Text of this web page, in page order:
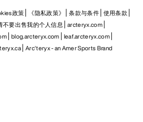
政策 《隐私政策》 条款与条件 使用条款
不要出售我的个人信息 arcteryx.com
blog.arcteryx.com leaf.arcteryx.com
Arc'teryx - an Amer Sports Brand